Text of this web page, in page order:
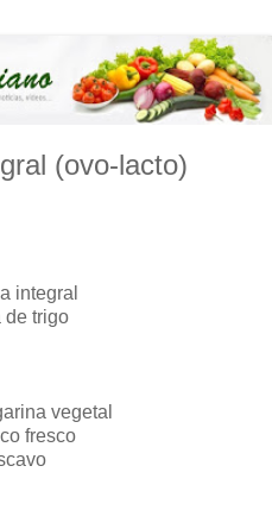
(ovo-lacto)
integral
de trigo
vegetal
fresco